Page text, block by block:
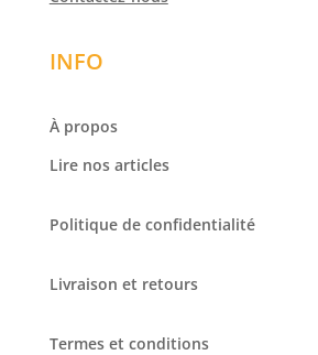
INFO
À propos
Lire nos articles
Politique de confidentialité
Livraison et retours
Termes et conditions